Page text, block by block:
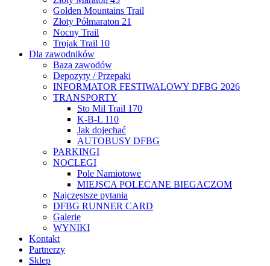
Golden Mountains Trail
Złoty Półmaraton 21
Nocny Trail
Trojak Trail 10
Dla zawodników
Baza zawodów
Depozyty / Przepaki
INFORMATOR FESTIWALOWY DFBG 2026
TRANSPORTY
Sto Mil Trail 170
K-B-L 110
Jak dojechać
AUTOBUSY DFBG
PARKINGI
NOCLEGI
Pole Namiotowe
MIEJSCA POLECANE BIEGACZOM
Najczęstsze pytania
DFBG RUNNER CARD
Galerie
WYNIKI
Kontakt
Partnerzy
Sklep